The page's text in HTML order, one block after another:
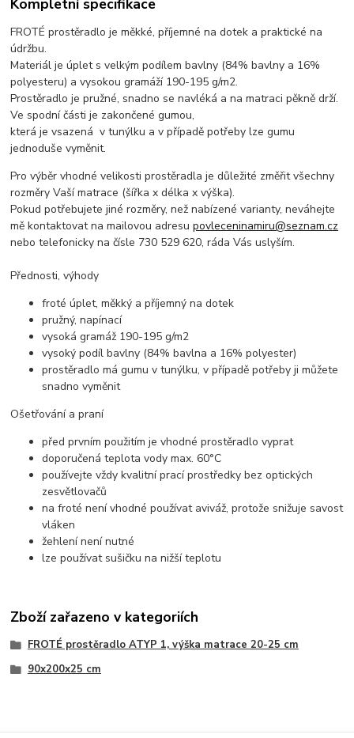
Kompletní specifikace
FROTÉ prostěradlo je měkké, příjemné na dotek a praktické na
údržbu.
Materiál je úplet s velkým podílem bavlny (84% bavlny a 16%
polyesteru) a vysokou gramáží 190-195 g/m2.
Prostěradlo je pružné, snadno se navléká a na matraci pěkně drží.
Ve spodní části je zakončené gumou,
která je vsazená v tunýlku a v případě potřeby lze gumu
jednoduše vyměnit.
Pro výběr vhodné velikosti prostěradla je důležité změřit všechny
rozměry Vaší matrace (šířka x délka x výška).
Pokud potřebujete jiné rozměry, než nabízené varianty, neváhejte
mě kontaktovat na mailovou adresupovleceninamiru@seznam.cz
nebo telefonicky na čísle 730 529 620, ráda Vás uslyším.
Přednosti, výhody
froté úplet, měkký a příjemný na dotek
pružný, napínací
vysoká gramáž 190-195 g/m2
vysoký podíl bavlny (84% bavlna a 16% polyester)
prostěradlo má gumu v tunýlku, v případě potřeby ji můžete
snadno vyměnit
Ošetřování a praní
před prvním použitím je vhodné prostěradlo vyprat
doporučená teplota vody max. 60°C
používejte vždy kvalitní prací prostředky bez optických
zesvětlovačů
na froté není vhodné používat aviváž, protože snižuje savost
vláken
žehlení není nutné
lze používat sušičku na nižší teplotu
Zboží zařazeno v kategoriích
FROTÉ prostěradlo ATYP 1, výška matrace 20-25 cm
90x200x25 cm